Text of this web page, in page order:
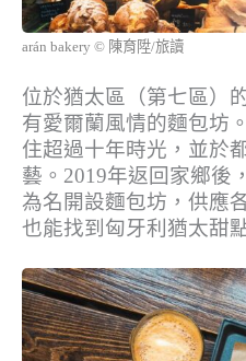
arán bakery © 陳育陞/旅讀
位於猶太區（第七區）
有愛爾蘭風情的麵包坊
住超過十年時光，並於
藝。2019年返回家鄉後
為名開設麵包坊，供應
也能找到匈牙利猶太甜